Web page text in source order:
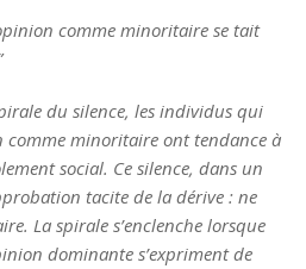
comme minoritaire se tait
du silence, les individus qui
minoritaire ont tendance à
social. Ce silence, dans un
tacite de la dérive : ne
La spirale s’enclenche lorsque
dominante s’expriment de